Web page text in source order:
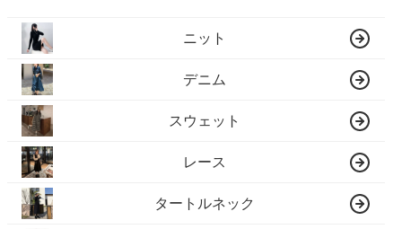
ニット
デニム
スウェット
レース
タートルネック